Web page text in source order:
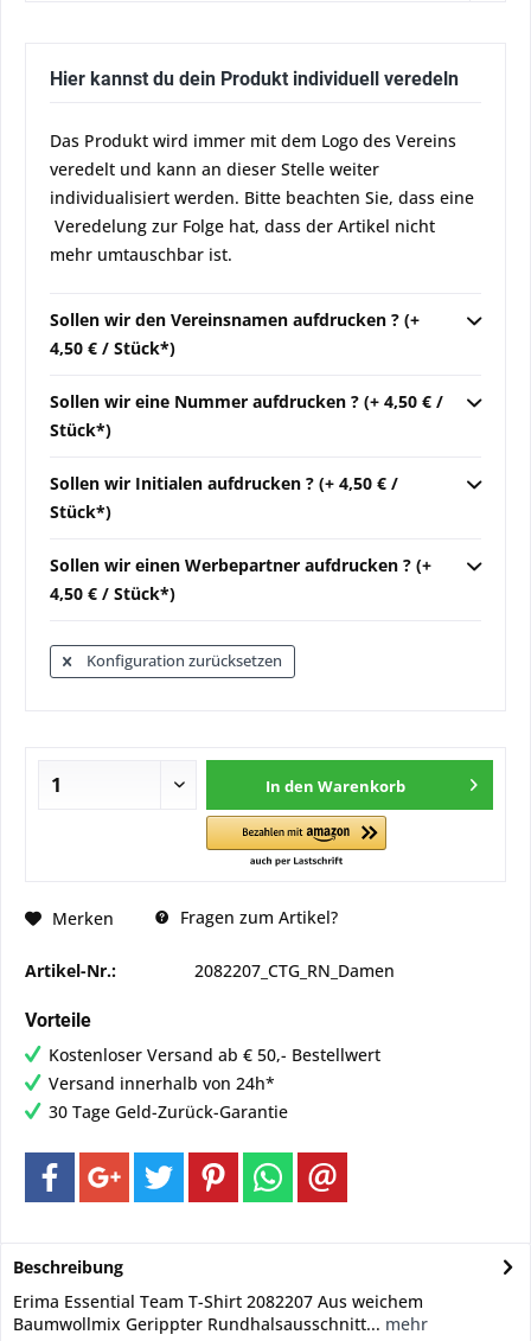
Hier kannst du dein Produkt individuell veredeln
Das Produkt wird immer mit dem Logo des Vereins
veredelt und kann an dieser Stelle weiter
individualisiert werden. Bitte beachten Sie, dass eine
Veredelung zur Folge hat, dass der Artikel nicht
mehr umtauschbar ist.
Sollen wir den Vereinsnamen aufdrucken ? (+
4,50 € / Stück*)
Sollen wir eine Nummer aufdrucken ? (+ 4,50 € /
Stück*)
Sollen wir Initialen aufdrucken ? (+ 4,50 € /
Stück*)
Sollen wir einen Werbepartner aufdrucken ? (+
4,50 € / Stück*)
Konfiguration zurücksetzen
In den Warenkorb
Merken Fragen zum Artikel?
Artikel-Nr.: 2082207_CTG_RN_Damen
Vorteile
Kostenloser Versand ab € 50,- Bestellwert
Versand innerhalb von 24h*
30 Tage Geld-Zurück-Garantie
Beschreibung
Erima Essential Team T-Shirt 2082207 Aus weichem
Baumwollmix Gerippter Rundhalsausschnitt... mehr